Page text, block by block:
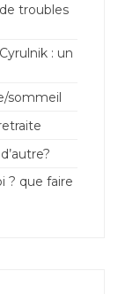
troubles
: un
sommeil
? que faire